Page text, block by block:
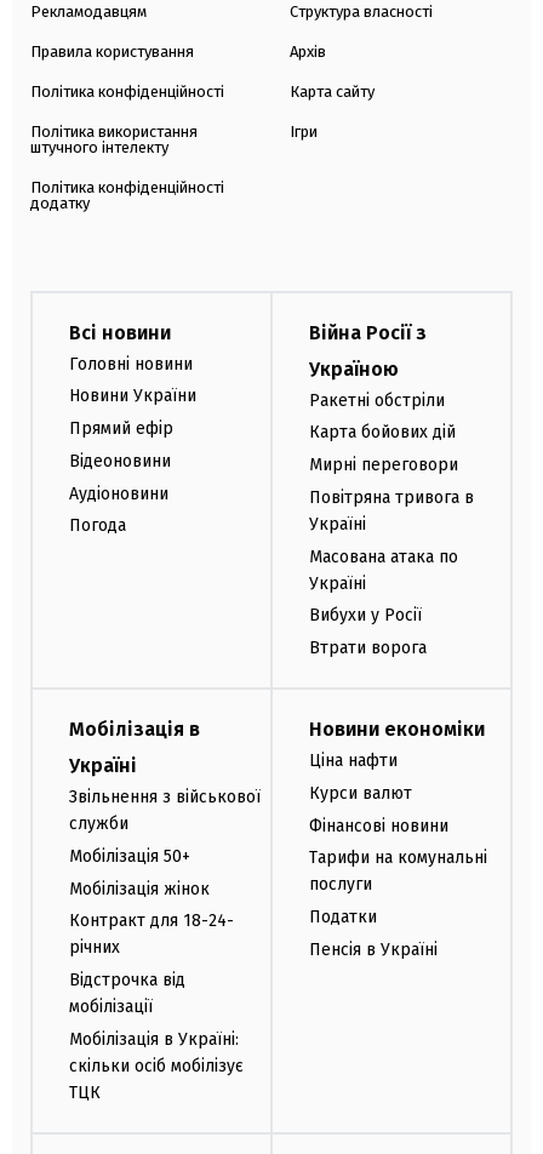
Рекламодавцям
Правила користування
Політика конфіденційності
Політика використання
штучного інтелекту
Політика конфіденційності
додатку
Структура власності
Архів
Карта сайту
Ігри
Всі новини
Головні новини
Новини України
Прямий ефір
Відеоновини
Аудіоновини
Погода
Війна Росії з
Україною
Ракетні обстріли
Карта бойових дій
Мирні переговори
Повітряна тривога в
Україні
Масована атака по
Україні
Вибухи у Росії
Втрати ворога
Мобілізація в
Україні
Звільнення з військової
служби
Мобілізація 50+
Мобілізація жінок
Контракт для 18-24-
річних
Відстрочка від
мобілізації
Мобілізація в Україні:
скільки осіб мобілізує
ТЦК
Новини економіки
Ціна нафти
Курси валют
Фінансові новини
Тарифи на комунальні
послуги
Податки
Пенсія в Україні